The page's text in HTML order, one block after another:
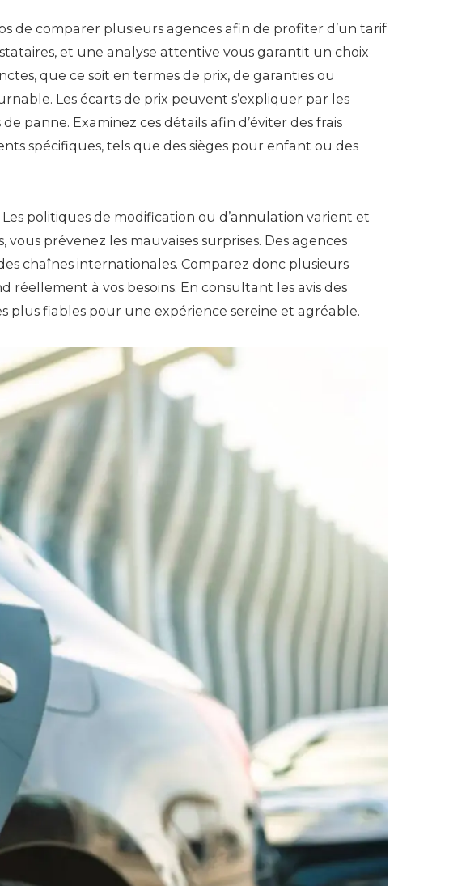
de comparer plusieurs agences afin de profiter d’un tarif
et une analyse attentive vous garantit un choix
que ce soit en termes de prix, de garanties ou
Les écarts de prix peuvent s’expliquer par les
panne. Examinez ces détails afin d’éviter des frais
spécifiques, tels que des sièges pour enfant ou des
politiques de modification ou d’annulation varient et
prévenez les mauvaises surprises. Des agences
chaînes internationales. Comparez donc plusieurs
à vos besoins. En consultant les avis des
plus fiables pour une expérience sereine et agréable.